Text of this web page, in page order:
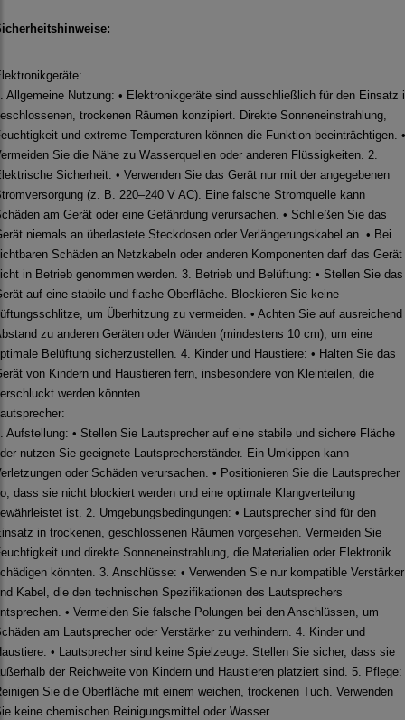
Allgemeine Nutzung: • Elektronikgeräte sind ausschließlich für den Einsatz
trockenen Räumen konzipiert. Direkte Sonneneinstrahlung,
und extreme Temperaturen können die Funktion beeinträchtigen. •
Sie die Nähe zu Wasserquellen oder anderen Flüssigkeiten. 2.
Sicherheit: • Verwenden Sie das Gerät nur mit der angegebenen
(z. B. 220–240 V AC). Eine falsche Stromquelle kann
am Gerät oder eine Gefährdung verursachen. • Schließen Sie das
niemals an überlastete Steckdosen oder Verlängerungskabel an. • Bei
Schäden an Netzkabeln oder anderen Komponenten darf das Gerät
in Betrieb genommen werden. 3. Betrieb und Belüftung: • Stellen Sie das
auf eine stabile und flache Oberfläche. Blockieren Sie keine
um Überhitzung zu vermeiden. • Achten Sie auf ausreichend
zu anderen Geräten oder Wänden (mindestens 10 cm), um eine
Belüftung sicherzustellen. 4. Kinder und Haustiere: • Halten Sie das
von Kindern und Haustieren fern, insbesondere von Kleinteilen, die
werden könnten.
Aufstellung: • Stellen Sie Lautsprecher auf eine stabile und sichere Fläche
nutzen Sie geeignete Lautsprecherständer. Ein Umkippen kann
oder Schäden verursachen. • Positionieren Sie die Lautsprecher
dass sie nicht blockiert werden und eine optimale Klangverteilung
ist. 2. Umgebungsbedingungen: • Lautsprecher sind für den
in trockenen, geschlossenen Räumen vorgesehen. Vermeiden Sie
und direkte Sonneneinstrahlung, die Materialien oder Elektronik
könnten. 3. Anschlüsse: • Verwenden Sie nur kompatible Verstärker
Kabel, die den technischen Spezifikationen des Lautsprechers
• Vermeiden Sie falsche Polungen bei den Anschlüssen, um
am Lautsprecher oder Verstärker zu verhindern. 4. Kinder und
• Lautsprecher sind keine Spielzeuge. Stellen Sie sicher, dass sie
der Reichweite von Kindern und Haustieren platziert sind. 5. Pflege:
Sie die Oberfläche mit einem weichen, trockenen Tuch. Verwenden
keine chemischen Reinigungsmittel oder Wasser.